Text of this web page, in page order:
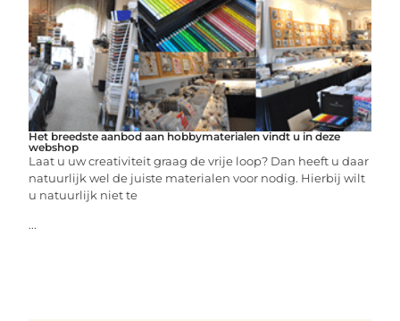
Het breedste aanbod aan hobbymaterialen vindt u in deze
webshop
Laat u uw creativiteit graag de vrije loop? Dan heeft u daar
natuurlijk wel de juiste materialen voor nodig. Hierbij wilt
u natuurlijk niet te
...